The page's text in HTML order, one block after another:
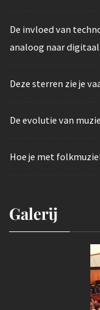
De invloed van
analoog naar digitaal
Deze sterren zie je
De evolutie van
Hoe je met
Galerij